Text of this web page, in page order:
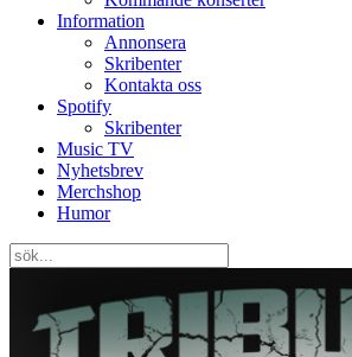
Information
Annonsera
Skribenter
Kontakta oss
Spotify
Skribenter
Music TV
Nyhetsbrev
Merchshop
Humor